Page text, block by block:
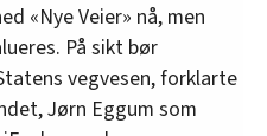
«Nye Veier» nå, men
På sikt bør
vegvesen, forklarte
Jørn Eggum som